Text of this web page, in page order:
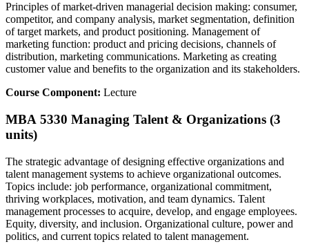
Principles of market-driven managerial decision making: consumer,
competitor, and company analysis, market segmentation, definition
of target markets, and product positioning. Management of
marketing function: product and pricing decisions, channels of
distribution, marketing communications. Marketing as creating
customer value and benefits to the organization and its stakeholders.
Course Component: Lecture
MBA 5330 Managing Talent & Organizations (3
units)
The strategic advantage of designing effective organizations and
talent management systems to achieve organizational outcomes.
Topics include: job performance, organizational commitment,
thriving workplaces, motivation, and team dynamics. Talent
management processes to acquire, develop, and engage employees.
Equity, diversity, and inclusion. Organizational culture, power and
politics, and current topics related to talent management.